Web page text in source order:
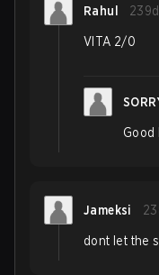
Rahul 239d
VITA 2/0
Jameksi
dont let the